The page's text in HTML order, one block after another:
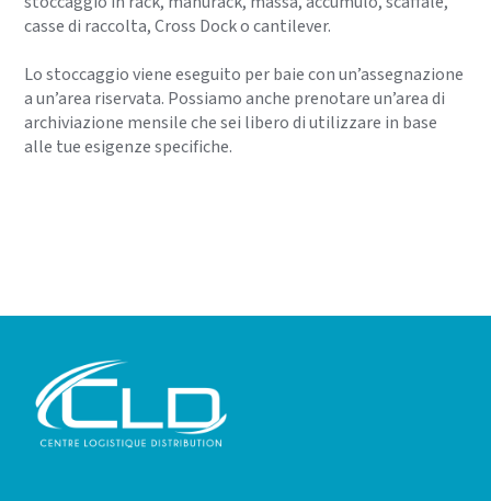
casse di raccolta, Cross Dock o cantilever.
Lo stoccaggio viene eseguito per baie con un’assegnazione
a un’area riservata. Possiamo anche prenotare un’area di
archiviazione mensile che sei libero di utilizzare in base
alle tue esigenze specifiche.